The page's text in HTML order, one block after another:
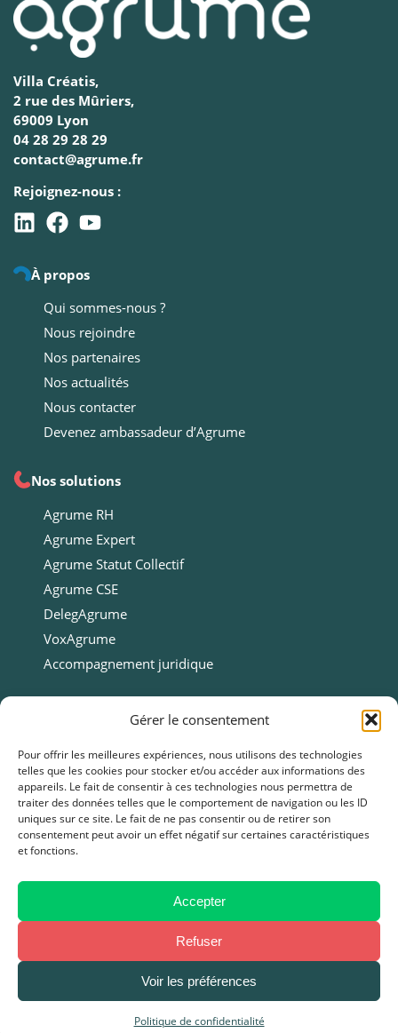
Gérer le consentement
Pour offrir les meilleures expériences, nous utilisons des technologies
telles que les cookies pour stocker et/ou accéder aux informations des
appareils. Le fait de consentir à ces technologies nous permettra de
traiter des données telles que le comportement de navigation ou les ID
uniques sur ce site. Le fait de ne pas consentir ou de retirer son
consentement peut avoir un effet négatif sur certaines caractéristiques
et fonctions.
Accepter
Refuser
Voir les préférences
Politique de confidentialité
Villa Créatis,
2 rue des Mûriers,
69009 Lyon
04 28 29 28 29
contact@agrume.fr
Rejoignez-nous :
À propos
Qui sommes-nous ?
Nous rejoindre
Nos partenaires
Nos actualités
Nous contacter
Devenez ambassadeur d’Agrume
Nos solutions
Agrume RH
Agrume Expert
Agrume Statut Collectif
Agrume CSE
DelegAgrume
VoxAgrume
Accompagnement juridique
Ressources
Webinars
Cas clients
Fiches pratiques
Livres blancs & Guides
FAQ
Mentions légales–Politique de Confidentialité–